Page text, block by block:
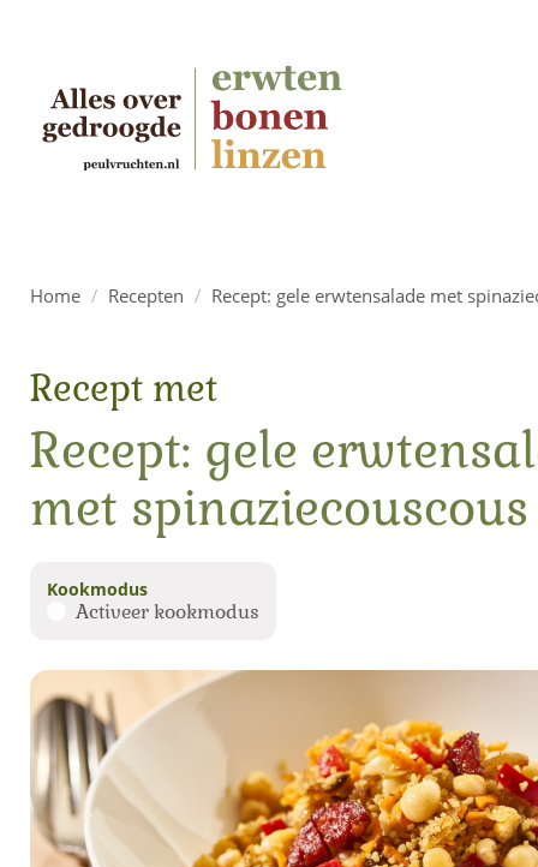
Home / Recepten / Recept: gele erwtensalade met
Kookmodus
Activeer kookmodus
Recept: gele
met spinaziecouscous
Recept met